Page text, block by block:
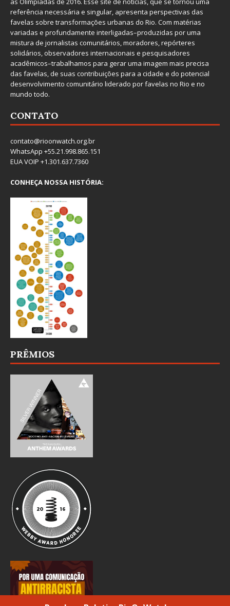
referência necessária e singular, apresenta perspectivas das
favelas sobre transformações urbanas do Rio. Com matérias
variadas e profundamente interligadas–produzidas por uma
mistura de jornalistas comunitários, moradores, repórteres
solidários, observadores internacionais e pesquisadores
acadêmicos–trabalhamos para gerar uma imagem mais precisa
das favelas, de suas contribuições para a cidade e do potencial
desenvolvimento comunitário liderado por favelas no Rio e no
mundo todo.
CONTATO
contato@rioonwatch.org.br
WhatsApp +55.21.998.865.151
EUA VOIP +1.301.637.7360
CONHEÇA NOSSA HISTÓRIA:
PRÊMIOS